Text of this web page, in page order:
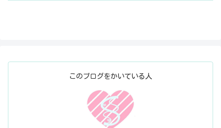
このブログをかいている人